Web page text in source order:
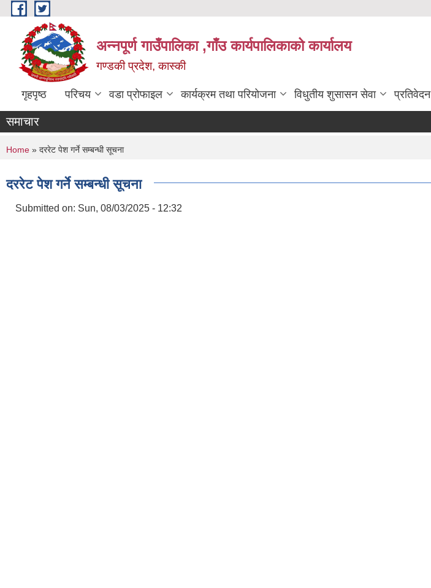
Skip to main content
अन्नपूर्ण गाउँपालिका ,गाँउ कार्यपालिकाको कार्यालय
गण्डकी प्रदेश, कास्की
गृहपृष्ठ परिचय वडा प्रोफाइल कार्यक्रम तथा परियोजना विधुतीय शुसासन सेवा प्रतिवेदन
समाचार
You are here
Home » दररेट पेश गर्ने सम्बन्धी सूचना
दररेट पेश गर्ने सम्बन्धी सूचना
Submitted on: Sun, 08/03/2025 - 12:32